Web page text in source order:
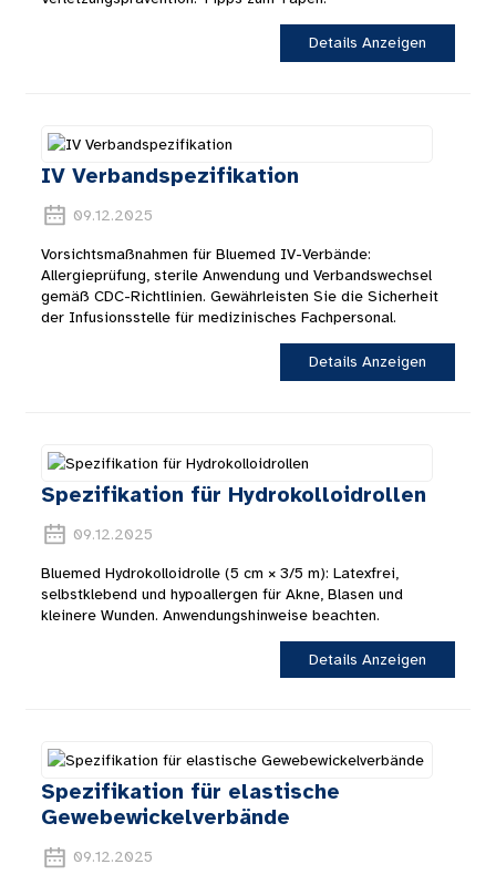
Details Anzeigen
IV Verbandspezifikation
09.12.2025
Vorsichtsmaßnahmen für Bluemed ​​IV-Verbände:
Allergieprüfung, sterile Anwendung und Verbandswechsel
gemäß CDC-Richtlinien. Gewährleisten Sie die Sicherheit
der Infusionsstelle für medizinisches Fachpersonal.
Details Anzeigen
Spezifikation für Hydrokolloidrollen
09.12.2025
Bluemed ​​Hydrokolloidrolle (5 cm × 3/5 m): Latexfrei,
selbstklebend und hypoallergen für Akne, Blasen und
kleinere Wunden. Anwendungshinweise beachten.
Details Anzeigen
Spezifikation für elastische
Gewebewickelverbände
09.12.2025